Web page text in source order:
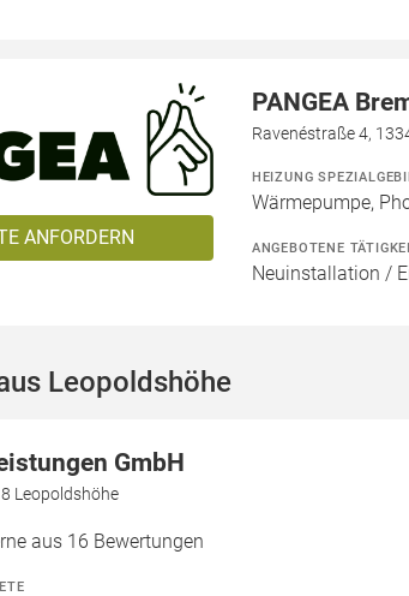
ANFORDERN
PANGEA
Ravenéstraße 4,
HEIZUNG
Wärmepumpe,
ANGEBOTENE
Neuinstallation /
Leopoldshöhe
GmbH
Leopoldshöhe
aus 16 Bewertungen